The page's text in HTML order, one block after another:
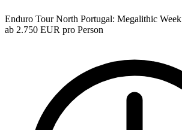
Enduro Tour North Portugal: Megalithic Week
ab 2.750 EUR pro Person